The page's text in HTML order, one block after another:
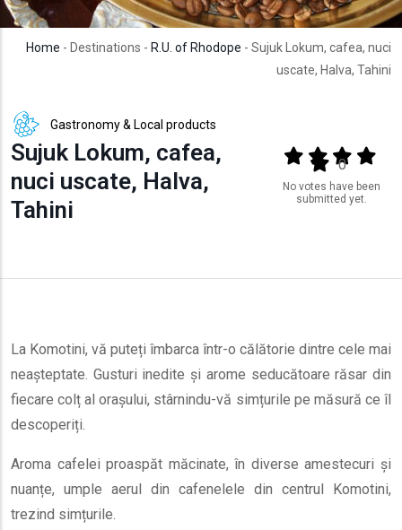
Home - Destinations - R.U. of Rhodope - Sujuk Lokum, cafea, nuci
uscate, Halva, Tahini
Gastronomy & Local products
Sujuk Lokum, cafea,
nuci uscate, Halva,
Tahini
Output format
(star)(star)(star)
(star)
0
No votes have been
submitted yet.
La Komotini, vă puteți îmbarca într-o călătorie dintre cele mai
neașteptate. Gusturi inedite și arome seducătoare răsar din
fiecare colț al orașului, stârnindu-vă simțurile pe măsură ce îl
descoperiți.
Aroma cafelei proaspăt măcinate, în diverse amestecuri și
nuanțe, umple aerul din cafenelele din centrul Komotini,
trezind simțurile.